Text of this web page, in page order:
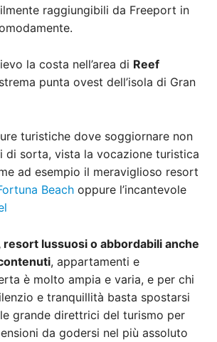
raggiungibili da Freeport in
la costa nell’area di Reef
punta ovest dell’isola di Gran
turistiche dove soggiornare non
di sorta, vista la vocazione turistica
ad esempio il meraviglioso resort
Beach oppure l’incantevole
lussuosi o abbordabili anche
, appartamenti e
è molto ampia e varia, e per chi
e tranquillità basta spostarsi
grande direttrici del turismo per
da godersi nel più assoluto